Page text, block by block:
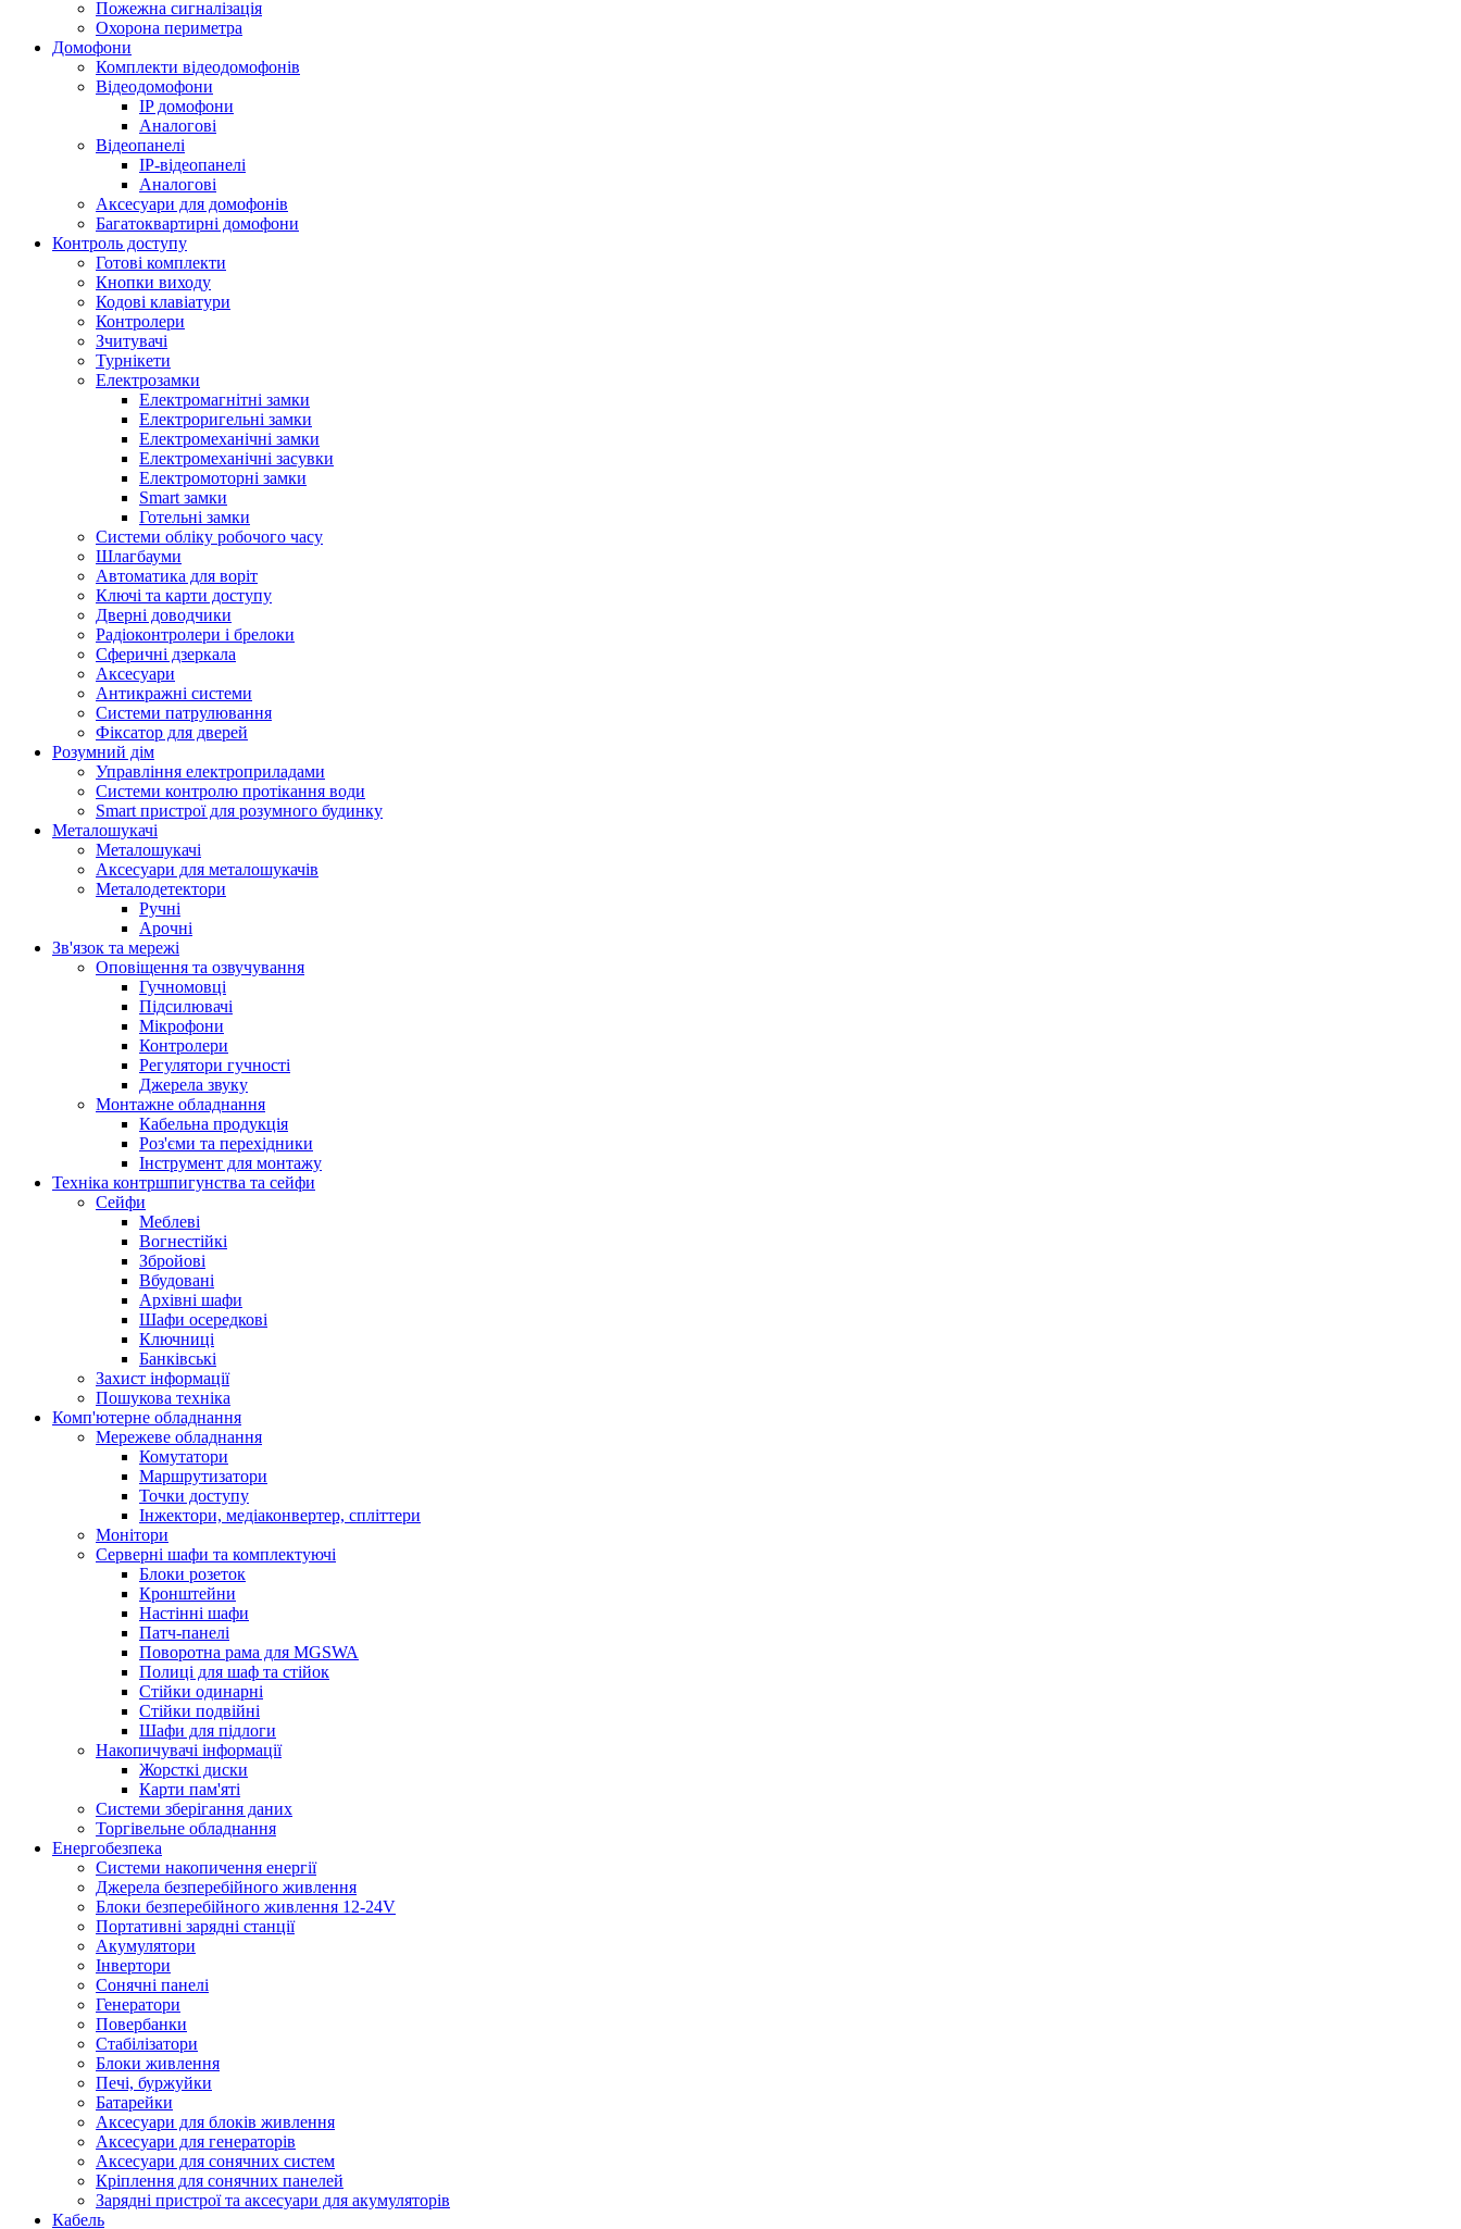
Пожежна сигналізація
Охорона периметра
Домофони
Комплекти відеодомофонів
Відеодомофони
IP домофони
Аналогові
Відеопанелі
IP-відеопанелі
Аналогові
Аксесуари для домофонів
Багатоквартирні домофони
Контроль доступу
Готові комплекти
Кнопки виходу
Кодові клавіатури
Контролери
Зчитувачі
Турнікети
Електрозамки
Електромагнітні замки
Електроригельні замки
Електромеханічні замки
Електромеханічні засувки
Електромоторні замки
Smart замки
Готельні замки
Системи обліку робочого часу
Шлагбауми
Автоматика для воріт
Ключі та карти доступу
Дверні доводчики
Радіоконтролери і брелоки
Сферичні дзеркала
Аксесуари
Антикражні системи
Системи патрулювання
Фіксатор для дверей
Розумний дім
Управління електроприладами
Системи контролю протікання води
Smart пристрої для розумного будинку
Металошукачі
Металошукачі
Аксесуари для металошукачів
Металодетектори
Ручні
Арочні
Зв'язок та мережі
Оповіщення та озвучування
Гучномовці
Підсилювачі
Мікрофони
Контролери
Регулятори гучності
Джерела звуку
Монтажне обладнання
Кабельна продукція
Роз'єми та перехідники
Інструмент для монтажу
Техніка контршпигунства та сейфи
Сейфи
Меблеві
Вогнестійкі
Збройові
Вбудовані
Архівні шафи
Шафи осередкові
Ключниці
Банківські
Захист інформації
Пошукова техніка
Комп'ютерне обладнання
Мережеве обладнання
Комутатори
Маршрутизатори
Точки доступу
Інжектори, медіаконвертер, спліттери
Монітори
Серверні шафи та комплектуючі
Блоки розеток
Кронштейни
Настінні шафи
Патч-панелі
Поворотна рама для MGSWA
Полиці для шаф та стійок
Стійки одинарні
Стійки подвійні
Шафи для підлоги
Накопичувачі інформації
Жорсткі диски
Карти пам'яті
Системи зберігання даних
Торгівельне обладнання
Енергобезпека
Системи накопичення енергії
Джерела безперебійного живлення
Блоки безперебійного живлення 12-24V
Портативні зарядні станції
Акумулятори
Інвертори
Сонячні панелі
Генератори
Повербанки
Стабілізатори
Блоки живлення
Печі, буржуйки
Батарейки
Аксесуари для блоків живлення
Аксесуари для генераторів
Аксесуари для сонячних систем
Кріплення для сонячних панелей
Зарядні пристрої та аксесуари для акумуляторів
Кабель